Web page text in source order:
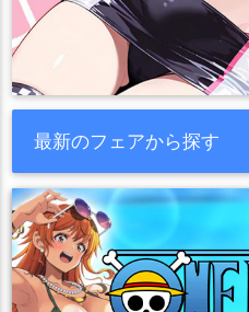
最新のフェアから探す